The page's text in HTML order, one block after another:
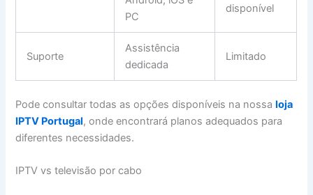
PC
disponível
Suporte
Assistência
dedicada
Limitado
Pode consultar todas as opções disponíveis na nossaloja
IPTV Portugal, onde encontrará planos adequados para
diferentes necessidades.
IPTV vs televisão por cabo